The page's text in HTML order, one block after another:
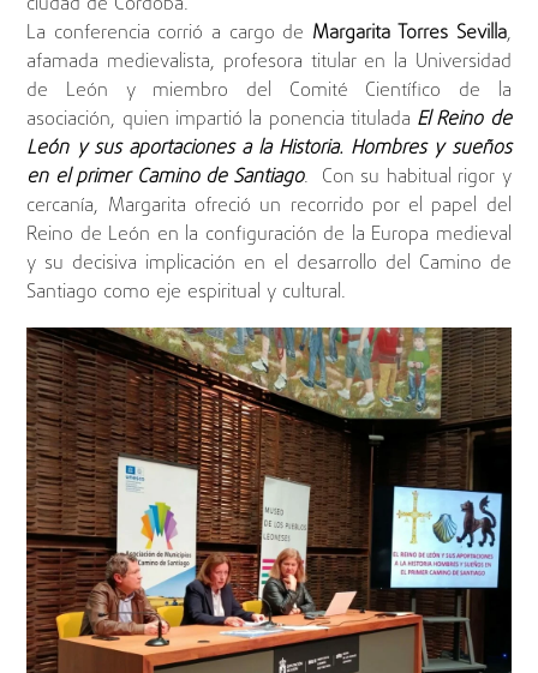
La conferencia corrió a cargo de Margarita Torres Sevilla,
afamada medievalista, profesora titular en la Universidad
de León y miembro del Comité Científico de la
asociación, quien impartió la ponencia titulada El Reino de
León y sus aportaciones a la Historia. Hombres y sueños
en el primer Camino de Santiago. Con su habitual rigor y
cercanía, Margarita ofreció un recorrido por el papel del
Reino de León en la configuración de la Europa medieval
y su decisiva implicación en el desarrollo del Camino de
Santiago como eje espiritual y cultural.